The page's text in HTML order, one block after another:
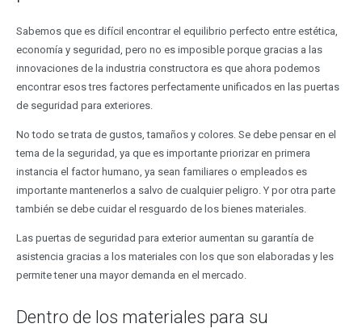
Sabemos que es difícil encontrar el equilibrio perfecto entre estética,
economía y seguridad, pero no es imposible porque gracias a las
innovaciones de la industria constructora es que ahora podemos
encontrar esos tres factores perfectamente unificados en las puertas
de seguridad para exteriores.
No todo se trata de gustos, tamaños y colores. Se debe pensar en el
tema de la seguridad, ya que es importante priorizar en primera
instancia el factor humano, ya sean familiares o empleados es
importante mantenerlos a salvo de cualquier peligro. Y por otra parte
también se debe cuidar el resguardo de los bienes materiales.
Las puertas de seguridad para exterior aumentan su garantía de
asistencia gracias a los materiales con los que son elaboradas y les
permite tener una mayor demanda en el mercado.
Dentro de los materiales para su